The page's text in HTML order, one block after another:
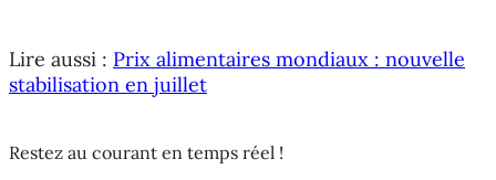
Lire aussi : Prix alimentaires mondiaux : nouvelle
stabilisation en juillet
Restez au courant en temps réel !